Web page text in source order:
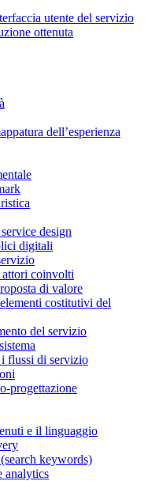
utente del servizio
ottenuta
dell’esperienza
design
digitali
coinvolti
di valore
costitutivi del
del servizio
i flussi di servizio
progettazione
e il linguaggio
keywords)
analytics